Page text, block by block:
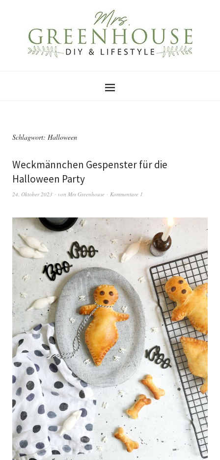
Schlagwort: Halloween
Weckmännchen Gespenster für die
Halloween Party
24. Oktober 2023 von Mrs Greenhouse Kommentare 1